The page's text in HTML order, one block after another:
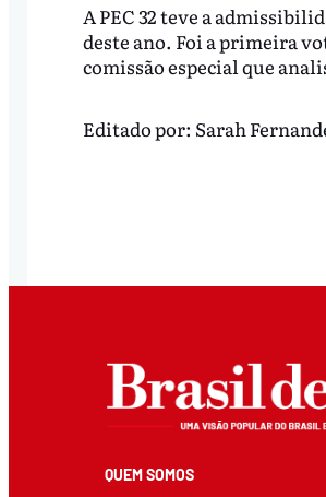
A PEC 32 teve a
deste ano. Foi a primeira
comissão especial que
Editado por: Sarah
QUEM SOMOS